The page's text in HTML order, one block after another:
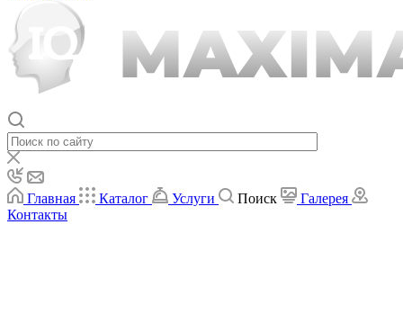
Главная Каталог Услуги Поиск
Галерея
Контакты